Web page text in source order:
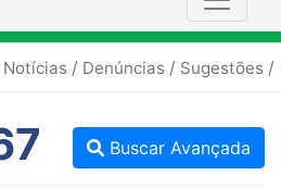
Notícias / Denúncias / Sugestões /
Buscar Avançada